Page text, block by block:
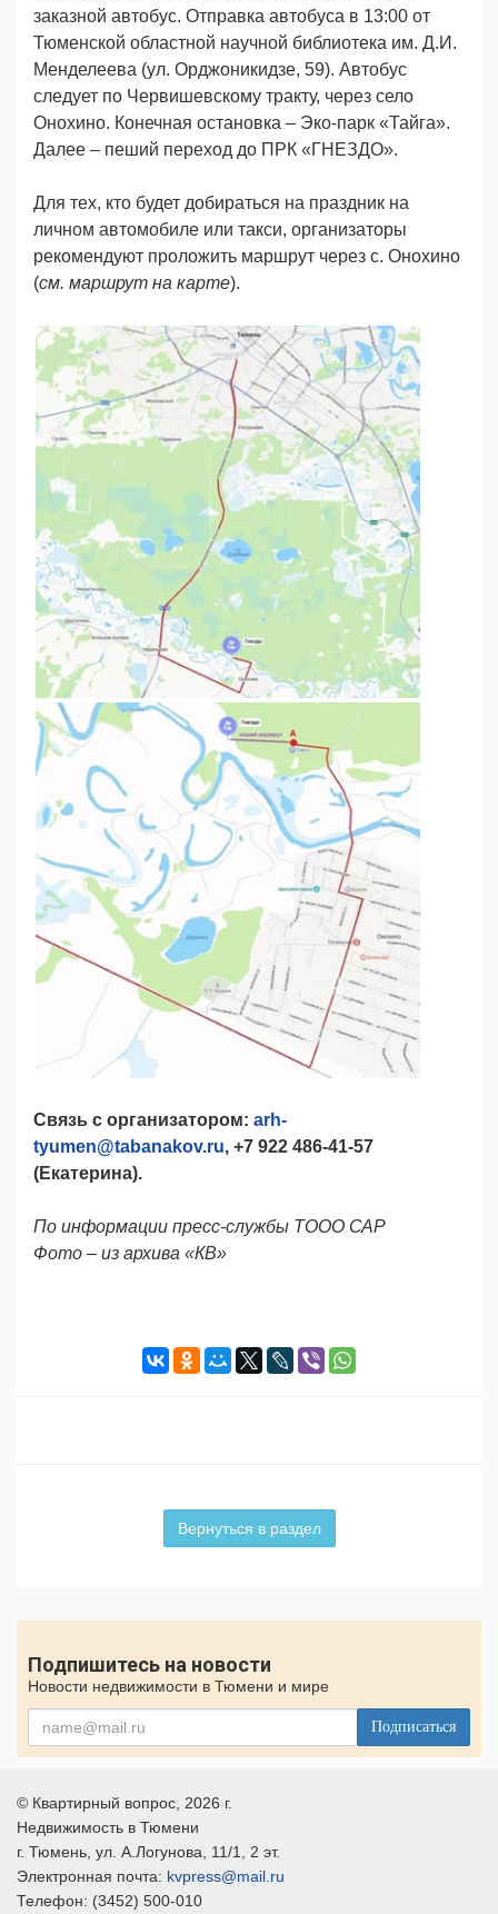
заказной автобус. Отправка автобуса в 13:00 от
Тюменской областной научной библиотека им. Д.И.
Менделеева (ул. Орджоникидзе, 59). Автобус
следует по Червишевскому тракту, через село
Онохино. Конечная остановка – Эко-парк «Тайга».
Далее – пеший переход до ПРК «ГНЕЗДО».
Для тех, кто будет добираться на праздник на
личном автомобиле или такси, организаторы
рекомендуют проложить маршрут через с. Онохино
(см. маршрут на карте).
Связь с организатором: arh-
tyumen@tabanakov.ru, +7 922 486-41-57
(Екатерина).
По информации пресс-службы ТООО САР
Фото – из архива «КВ»
Вернуться в раздел
Подпишитесь на новости
Новости недвижимости в Тюмени и мире
Подписаться
© Квартирный вопрос , 2026 г.
Недвижимость в Тюмени
г. Тюмень , ул. А.Логунова, 11/1, 2 эт.
Электронная почта: kvpress@mail.ru
Телефон: (3452) 500-010